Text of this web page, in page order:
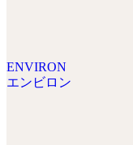
ENVIRON
エンビロン